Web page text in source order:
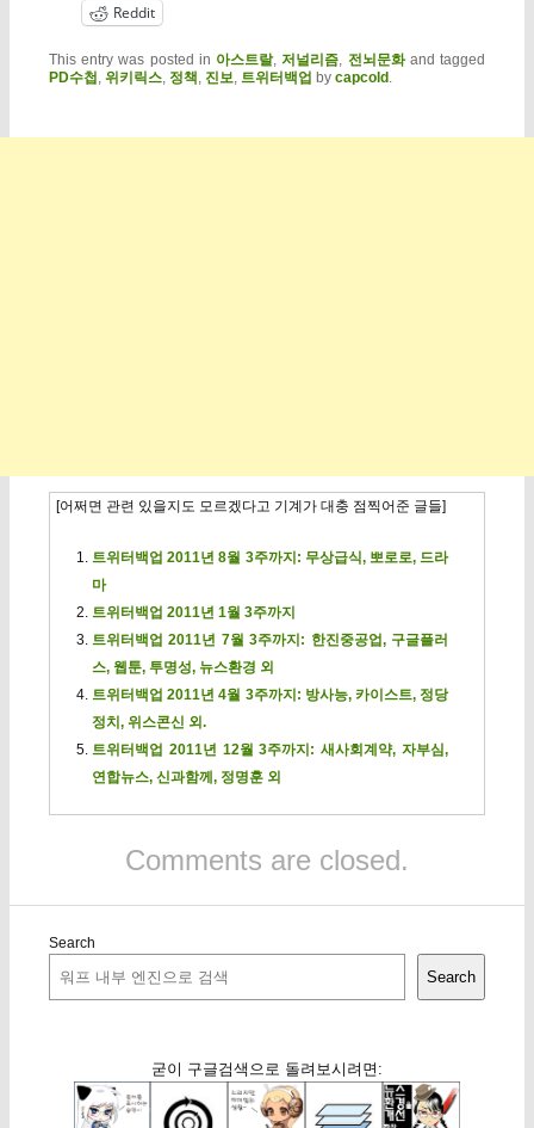
Reddit
This entry was posted in 아스트랄,저널리즘, 전뇌문화and tagged
PD수첩 , 위키릭스, 정책 , 진보, 트위터백업 by capcold .
[어쩌면 관련 있을지도 모르겠다고 기계가 대충 점찍어준 글들]
트위터백업 2011년 8월 3주까지: 무상급식, 뽀로로, 드라
마
트위터백업 2011년 1월 3주까지
트위터백업 2011년 7월 3주까지: 한진중공업, 구글플러
스, 웹툰, 투명성, 뉴스환경 외
트위터백업 2011년 4월 3주까지: 방사능, 카이스트, 정당
정치, 위스콘신 외.
트위터백업 2011년 12월 3주까지: 새사회계약, 자부심,
연합뉴스, 신과함께, 정명훈 외
Comments are closed.
Search
Search
굳이 구글검색으로 돌려보시려면: